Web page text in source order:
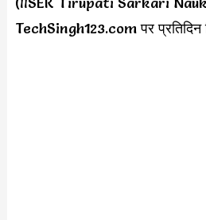
TechSingh123.com पर प्रतिदिन